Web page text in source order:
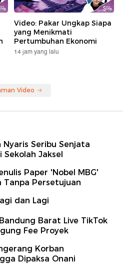
Video: Pakar Ungkap Siapa
yang Menikmati
Pertumbuhan Ekonomi
14 jam yang lalu
Video
Seribu Senjata
Jaksel
Paper 'Nobel MBG'
Tanpa Persetujuan
dan Lagi
Barat Live TikTok
Fee Proyek
Korban
Dipaksa Onani